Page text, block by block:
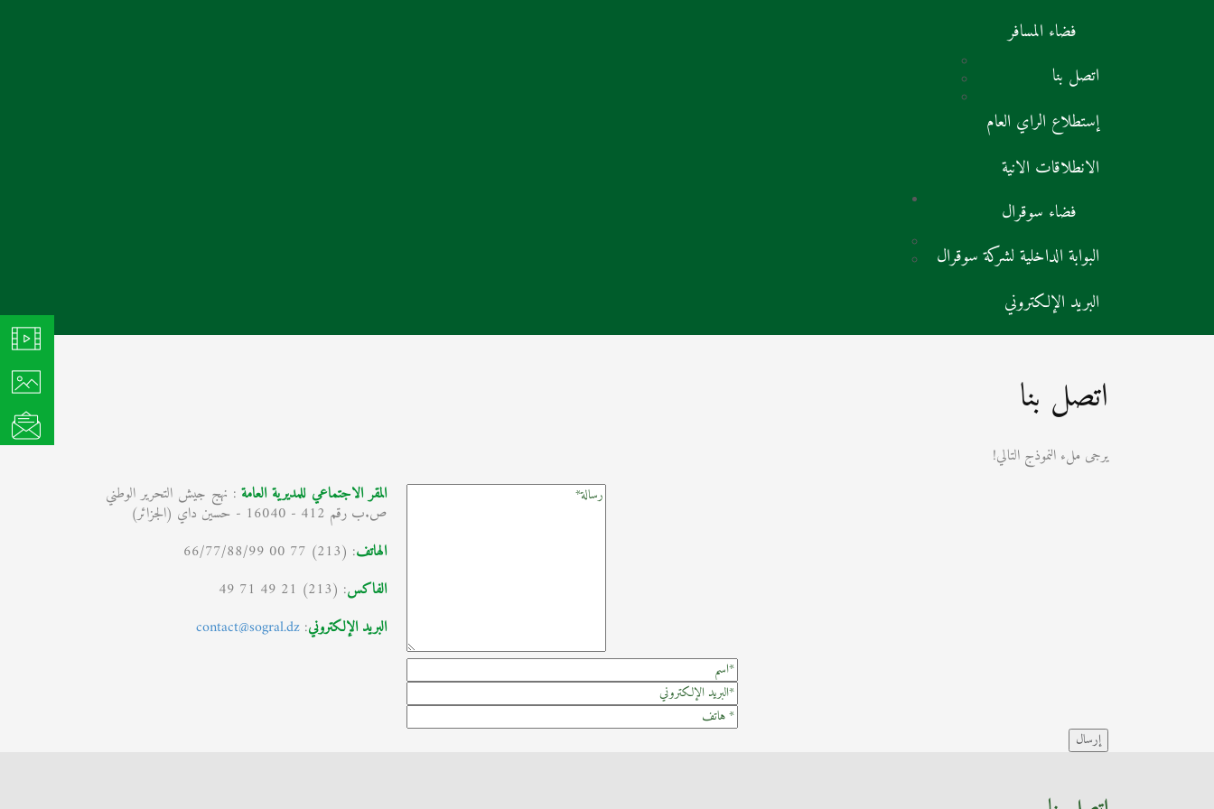
فضاء المسافر
اتصل بنا
إستطلاع الراي العام
الانطلاقات الانية
فضاء سوقرال
البوابة الداخلية لشركة سوقرال
البريد الإلكتروني
اتصل بنا
يرجى ملء النموذج التالي!
المقر الاجتماعي للمديرية العامة : نهج جيش التحرير الوطني
ص.ب رقم 412 - 16040 - حسين داي (الجزائر)
الهاتف: (213) 77 00 66/77/88/99
الفاكس: (213) 21 49 71 49
البريد الإلكتروني:
contact@sogral.dz
إرسال